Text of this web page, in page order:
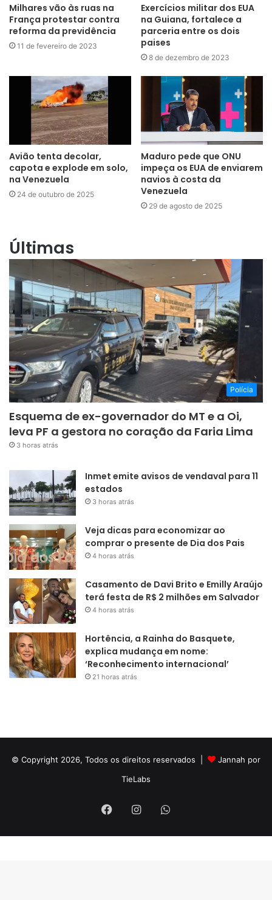
Milhares vão às ruas na
França protestar contra
reforma da previdência
11 de fevereiro de 2023
Exercícios militar dos EUA
na Guiana, fortalece a
parceria entre os dois
paises
8 de dezembro de 2023
Avião tenta decolar,
capota e explode em solo,
na Venezuela
24 de outubro de 2025
Maduro pede que ONU
impeça os EUA de enviarem
navios à costa da
Venezuela
29 de agosto de 2025
Últimas
Polícia
Esquema de ex-governador do MT e a Oi,
leva PF a gestora no coração da Faria Lima
3 horas atrás
Inmet emite avisos de vendaval para 11
estados
3 horas atrás
Veja dicas para economizar ao
comprar o presente de Dia dos Pais
4 horas atrás
Casamento de Davi Brito e Emilly Araújo
terá festa de R$ 2 milhões em Salvador
4 horas atrás
Hortência, a Rainha do Basquete,
explica mudança em nome:
‘Reconhecimento internacional’
21 horas atrás
© Copyright 2026, Todos os direitos reservados |
Jannah por
TieLabs
FacebookInstagramWhatsApp